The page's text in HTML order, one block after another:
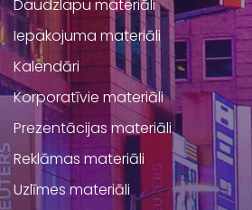
Daudzlapu materiāli
Iepakojuma materiāli
Kalendāri
Korporatīvie materiāli
Prezentācijas materiāli
Reklāmas materiāli
Uzlīmes materiāli